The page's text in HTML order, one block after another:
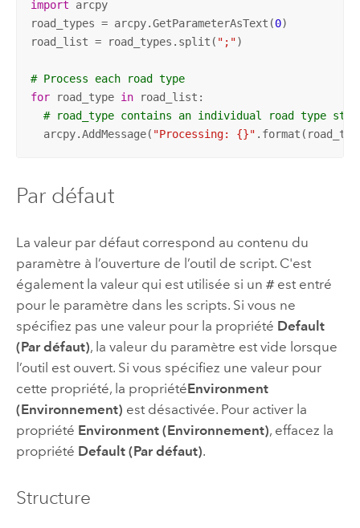
import arcpy
road_types = arcpy.GetParameterAsText(0)
road_list = road_types.split( ";")
# Process each road type
for road_type in road_list:
# road_type contains an individual road type
  arcpy.AddMessage(
"Processing: {}"
Par défaut
La valeur par défaut correspond au contenu du
paramètre à l’ouverture de l’outil de script. C'est
également la valeur qui est utilisée si un #est entré
pour le paramètre dans les scripts. Si vous ne
spécifiez pas une valeur pour la propriété Default
(Par défaut), la valeur du paramètre est vide lorsque
l’outil est ouvert. Si vous spécifiez une valeur pour
cette propriété, la propriétéEnvironment
(Environnement) est désactivée. Pour activer la
propriété Environment (Environnement), effacez la
propriété Default (Par défaut).
Structure